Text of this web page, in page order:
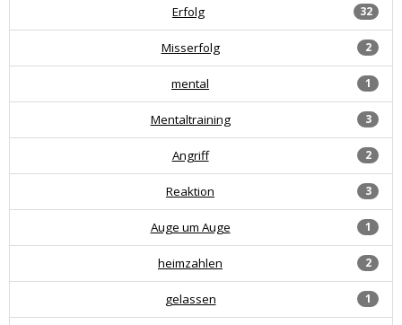
32
Erfolg
2
Misserfolg
1
mental
3
Mentaltraining
2
Angriff
3
Reaktion
1
Auge um Auge
2
heimzahlen
1
gelassen